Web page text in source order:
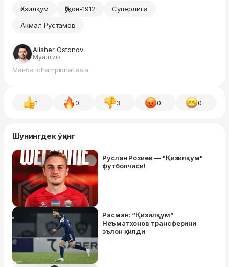
Қизилқум Қўқон-1912
Суперлига
Акмал Рустамов
Alisher Ostonov
Муаллиф
Манба: championat.asia
1 0 3 0 0
Шунингдек ўқинг
Руслан Розиев — "Қизилқум"
футболчиси!
Расман: “Қизилқум”
Неъматхонов трансферини
эълон қилди